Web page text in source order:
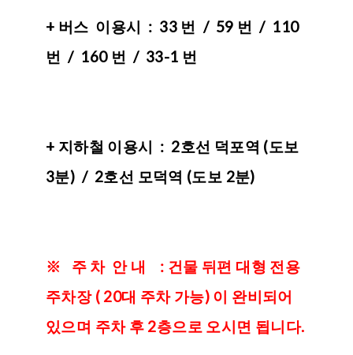
+ 버스 이용시 : 33 번 / 59 번 / 110
번 / 160 번 / 33-1 번
+ 지하철 이용시 : 2호선 덕포역 (도보
3분) / 2호선 모덕역 (도보 2분)
※ 주 차 안 내 : 건물 뒤편 대형 전용
주차장 ( 20대 주차 가능) 이 완비되어
있으며 주차 후 2층으로 오시면 됩니다.